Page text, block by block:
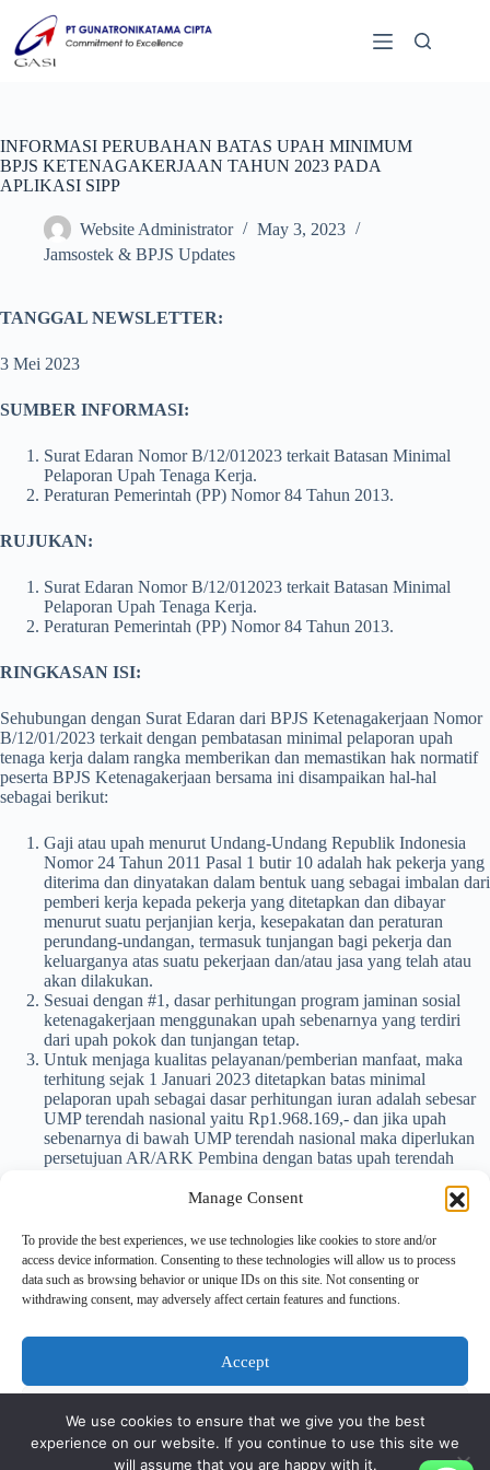
Manage Consent
To provide the best experiences, we use technologies like cookies to store and/or
access device information. Consenting to these technologies will allow us to process
data such as browsing behavior or unique IDs on this site. Not consenting or
withdrawing consent, may adversely affect certain features and functions.
Accept
View preferences
INFORMASI PERUBAHAN BATAS UPAH MINIMUM
BPJS KETENAGAKERJAAN TAHUN 2023 PADA
APLIKASI SIPP
Website Administrator
May 3, 2023
Jamsostek & BPJS Updates
TANGGAL NEWSLETTER:
3 Mei 2023
SUMBER INFORMASI:
Surat Edaran Nomor B/12/012023 terkait Batasan Minimal
Pelaporan Upah Tenaga Kerja.
Peraturan Pemerintah (PP) Nomor 84 Tahun 2013.
RUJUKAN:
Surat Edaran Nomor B/12/012023 terkait Batasan Minimal
Pelaporan Upah Tenaga Kerja.
Peraturan Pemerintah (PP) Nomor 84 Tahun 2013.
RINGKASAN ISI:
Sehubungan dengan Surat Edaran dari BPJS Ketenagakerjaan Nomor
B/12/01/2023 terkait dengan pembatasan minimal pelaporan upah
tenaga kerja dalam rangka memberikan dan memastikan hak normatif
peserta BPJS Ketenagakerjaan bersama ini disampaikan hal-hal
sebagai berikut:
Gaji atau upah menurut Undang-Undang Republik Indonesia
Nomor 24 Tahun 2011 Pasal 1 butir 10 adalah hak pekerja yang
diterima dan dinyatakan dalam bentuk uang sebagai imbalan dari
pemberi kerja kepada pekerja yang ditetapkan dan dibayar
menurut suatu perjanjian kerja, kesepakatan dan peraturan
perundang-undangan, termasuk tunjangan bagi pekerja dan
keluarganya atas suatu pekerjaan dan/atau jasa yang telah atau
akan dilakukan.
Sesuai dengan #1, dasar perhitungan program jaminan sosial
ketenagakerjaan menggunakan upah sebenarnya yang terdiri
dari upah pokok dan tunjangan tetap.
Untuk menjaga kualitas pelayanan/pemberian manfaat, maka
terhitung sejak 1 Januari 2023 ditetapkan batas minimal
pelaporan upah sebagai dasar perhitungan iuran adalah sebesar
UMP terendah nasional yaitu Rp1.968.169,- dan jika upah
sebenarnya di bawah UMP terendah nasional maka diperlukan
persetujuan AR/ARK Pembina dengan batas upah terendah
Sesuai dengan #3, perubahan batas upah terendah sebesar
Rp1.000.000,-.telah diterapkan pada aplikasi SIPP sejak April
2023 sehingga untuk perhitungan iuran BPJS Ketenagakerjaan
menggunakan batas upah terendah.
Sesuai dengan #3, sesuai informasi dari Relationship Officer
(RO) & Kring BPJS Ketenagakerjaan bahwa saat ini
pengaturan batas upah lebih rendah dari upah terendah sebesar
Untuk informasi lebih lanjut dapat menghubungi Relationship
Officer (RO) dan/atau kantor BPJS Ketenagakerjaan tempat
perusahaan atau tempat cabang terdaftar.
We use cookies to ensure that we give you the best
experience on our website. If you continue to use this site we
will assume that you are happy with it.